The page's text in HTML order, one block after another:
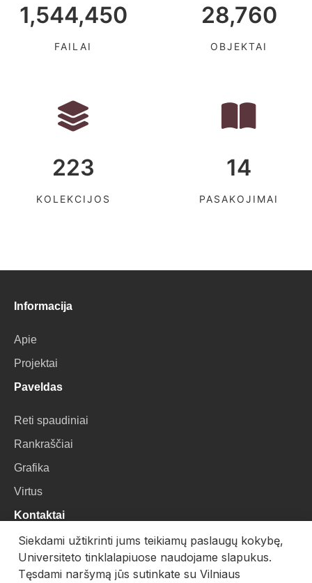
1,544,450
FAILAI
28,760
OBJEKTAI
223
KOLEKCIJOS
14
PASAKOJIMAI
Informacija
Apie
Projektai
Paveldas
Reti spaudiniai
Rankraščiai
Grafika
Virtus
Kontaktai
VU Biblioteka
Universiteto g. 3, LT-01122, Vilnius
Siekdami užtikrinti jums teikiamų paslaugų kokybę,
Universiteto tinklalapiuose naudojame slapukus.
Tęsdami naršymą jūs sutinkate su Vilniaus